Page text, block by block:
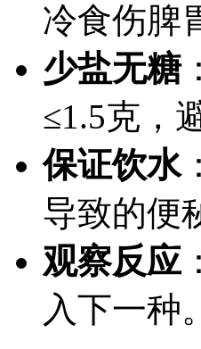
冷食伤脾
少盐无糖
≤1.5克，
保证饮水
导致的便
观察反应
入下一种。